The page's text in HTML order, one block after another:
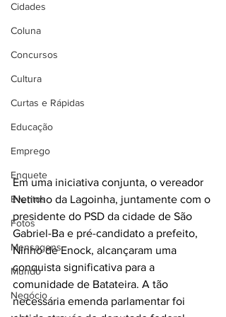
Cidades
Coluna
Concursos
Cultura
Curtas e Rápidas
Educação
Emprego
Enquete
Eventos
Fotos
Mensagens
Mundo
Negócio
Em uma iniciativa conjunta, o vereador
Netinho da Lagoinha, juntamente com o
presidente do PSD da cidade de São
Gabriel-Ba e pré-candidato a prefeito,
Ninho de Enock, alcançaram uma
conquista significativa para a
comunidade de Batateira. A tão
necessária emenda parlamentar foi